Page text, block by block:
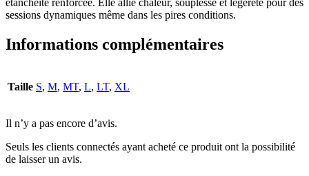
sessions dynamiques même dans les pires conditions.
Informations complémentaires
Taille S, M, MT, L, LT, XL
Il n’y a pas encore d’avis.
Seuls les clients connectés ayant acheté ce produit ont la possibilité
de laisser un avis.